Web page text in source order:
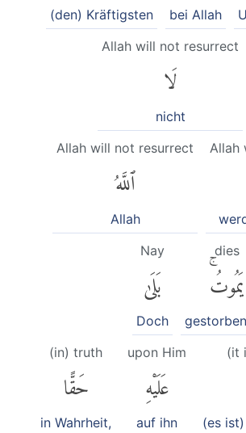
bei Allah
(den) Kräftigsten
Allah will not resurrect
لَا
nicht
Allah
Allah will not resurrect
ٱللَّهُ
Allah
dies
يَمُوتُۚ
Nay
بَلَىٰ
Doch
(it
(es
upon Him
عَلَيْهِ
auf ihn
(in) truth
حَقًّا
in Wahrheit,